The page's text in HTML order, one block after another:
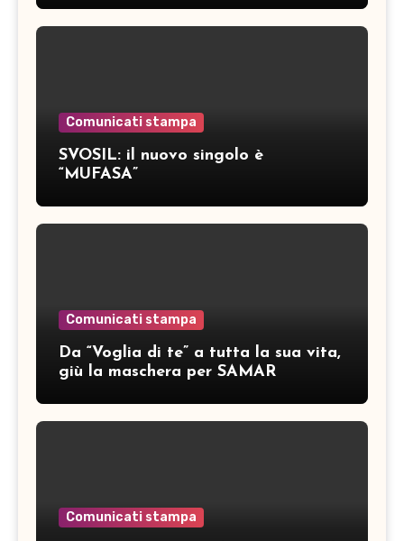
Comunicati stampa
SVOSIL: il nuovo singolo è
“MUFASA”
Comunicati stampa
Da “Voglia di te” a tutta la sua vita,
giù la maschera per SAMAR
Comunicati stampa